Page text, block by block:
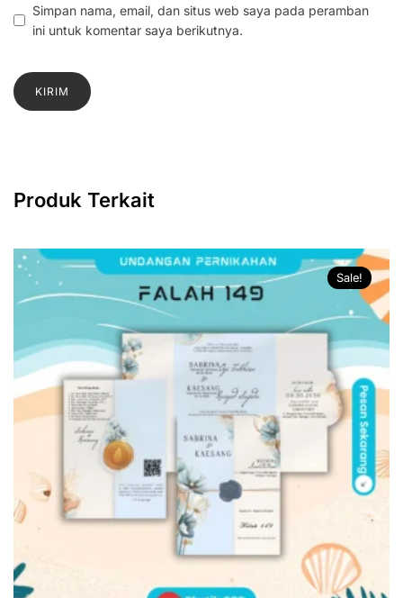
Simpan nama, email, dan situs web saya pada peramban
ini untuk komentar saya berikutnya.
Produk Terkait
Sale!